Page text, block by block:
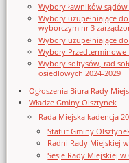
Wybory ławników
Wybory uzupełniające
wyborczym nr 3
Wybory uzupełniające
Wybory Przedterminowe
Wybory sołtysów, rad
osiedlowych 2024-2029
Ogłoszenia Biura Rady
Władze Gminy Olsztynek
Rada Miejska kadencja
Statut Gminy
Radni Rady Miejskiej
Sesje Rady Miejskiej